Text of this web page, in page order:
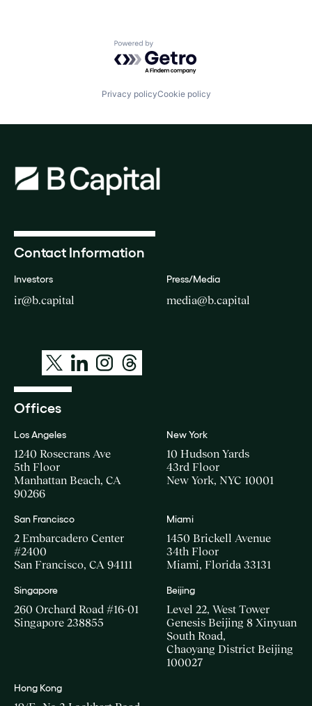
Powered by Getro.com
Privacy policyCookie policy
Contact Information
Investors
ir@b.capital
Press/Media
media@b.capital
Offices
Los Angeles
1240 Rosecrans Ave
5th Floor
Manhattan Beach, CA
90266
New York
10 Hudson Yards
43rd Floor
New York, NYC 10001
San Francisco
2 Embarcadero Center
#2400
San Francisco, CA 94111
Miami
1450 Brickell Avenue
34th Floor
Miami, Florida 33131
Singapore
260 Orchard Road #16-01
Singapore 238855
Beijing
Level 22, West Tower
Genesis Beijing 8 Xinyuan
South Road,
Chaoyang District Beijing
100027
Hong Kong